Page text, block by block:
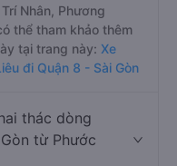
Nhân, Phương
thể tham khảo thêm
tại trang này: Xe
đi Quận 8 - Sài Gòn
thác dòng
từ Phước